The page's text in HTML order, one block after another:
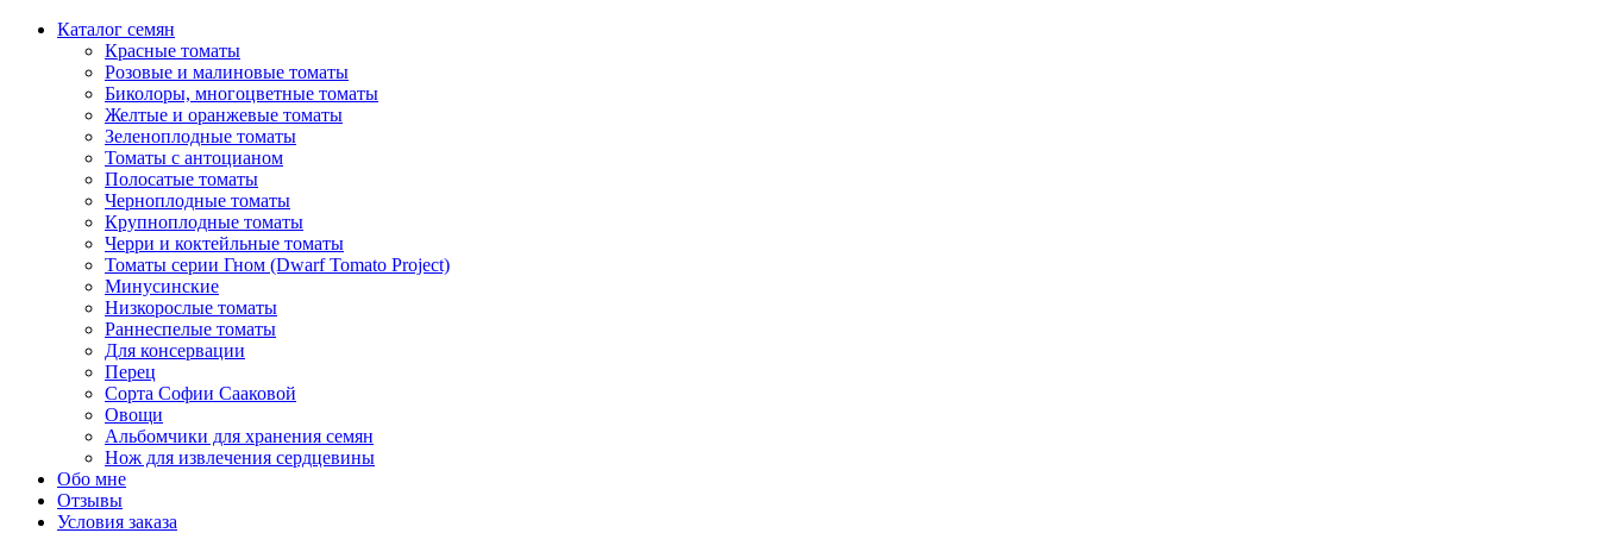
Каталог семян
Красные томаты
Розовые и малиновые томаты
Биколоры, многоцветные томаты
Желтые и оранжевые томаты
Зеленоплодные томаты
Томаты с антоцианом
Полосатые томаты
Черноплодные томаты
Крупноплодные томаты
Черри и коктейльные томаты
Томаты серии Гном (Dwarf Tomato Project)
Минусинские
Низкорослые томаты
Раннеспелые томаты
Для консервации
Перец
Сорта Софии Сааковой
Овощи
Альбомчики для хранения семян
Нож для извлечения сердцевины
Обо мне
Отзывы
Условия заказа